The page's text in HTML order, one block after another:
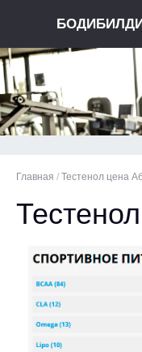
Главная / Тестенол цена